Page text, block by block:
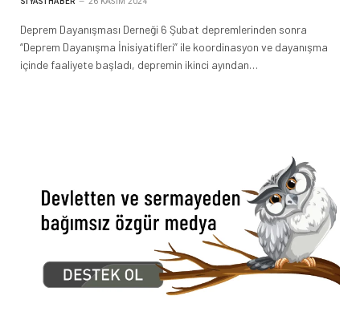
Deprem Dayanışması Derneği 6 Şubat depremlerinden sonra
“Deprem Dayanışma İnisiyatifleri” ile koordinasyon ve dayanışma
içinde faaliyete başladı, depremin ikinci ayından…